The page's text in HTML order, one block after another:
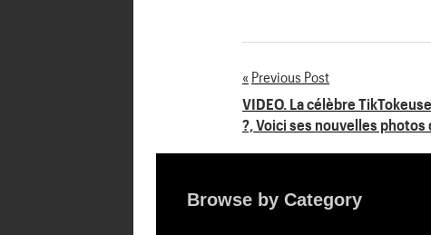
Navigation
de
Previous Post
VIDEO. La célèbre
?, Voici ses nouvelles
Browse by Category